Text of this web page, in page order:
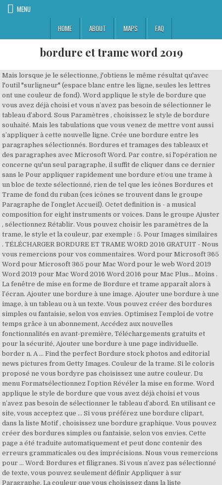
MENU
HOME
ABOUT MAPS FAQ
bordure et trame word 2019
Mais lorsque je le sélectionne, j'obtiens le même résultat qu'avec l'outil "surligneur" (espace blanc entre les ligne, seules les lettres ont une couleur de fond). Word applique le style de bordure que vous avez déjà choisi et vous n’avez pas besoin de sélectionner le tableau d’abord. Sous Paramètres , choisissez le style de bordure souhaité. Mais les tabulations que vous venez de mettre vont aussi s’appliquer à cette nouvelle ligne. Crée une bordure entre les paragraphes sélectionnés. Bordures et tramages des tableaux et des paragraphes avec Microsoft Word. Par contre, si l'opération ne concerne qu'un seul paragraphe, il suffit de cliquer dans ce dernier sans le Pour appliquer rapidement une bordure et/ou une trame à un bloc de texte sélectionné, rien de tel que les icônes Bordures et Trame de fond du ruban (ces icônes se trouvent dans le groupe Paragraphe de l’onglet Accueil). Octet definition is - a musical composition for eight instruments or voices. Dans le groupe Ajuster , sélectionnez Rétablir. Vous pouvez choisir les paramètres de la trame, le style et la couleur, par exemple : 5. Pour Images similaires . TÉLÉCHARGER BORDURE ET TRAME WORD 2016 GRATUIT - Nous vous remercions pour vos commentaires. Word pour Microsoft 365 Word pour Microsoft 365 pour Mac Word pour le web Word 2019 Word 2019 pour Mac Word 2016 Word 2016 pour Mac Plus... Moins . La fenêtre de mise en forme de Bordure et trame apparaît alors à l’écran. Ajouter une bordure à une image. Ajouter une bordure à une image, à un tableau ou à un texte. Vous pouvez créer des bordures simples ou fantaisie, selon vos envies. Optimisez l’emploi de votre temps grâce à un abonnement, Accédez aux nouvelles fonctionnalités en avant-première, Téléchargements gratuits et pour la sécurité, Ajouter une bordure à une page individuelle. border n. A … Find the perfect Bordure stock photos and editorial news pictures from Getty Images. Couleur de la trame. Si le coloris proposé ne vous bordyre pas choisissez une autre couleur. Du menu Formatsélectionnez l’option Révéler la mise en forme. Word applique le style de bordure que vous avez déjà choisi et vous n’avez pas besoin de sélectionner le tableau d’abord. En utilisant ce site, vous acceptez que … Si vous préférez une bordure clipart, dans la liste Motif , choisissez une bordure graphique. Vous pouvez créer des bordures simples ou fantaisie, selon vos envies. Cette page a été traduite automatiquement et peut donc contenir des erreurs grammaticales ou des imprécisions. Nous vous remercions pour … Word: Bordures et filigranes. Si vous n’avez pas sélectionné de texte, vous pouvez seulement définir Appliquer à sur Paragraphe. La couleur que vous choisissez dans la liste remplissage remplit la zone rectangulaire ; la couleur sélectionnée dans le menu couleur est appliquée à la zone rectangulaire d’un modèle que vous avez sélectionné dans la liste style . Placez le curseur sur le texte ou sélectionnez-le auquel vous voulez ajouter une bordure. Word - versions 2019 et Office 365 Présentation des données 184 i Dans la liste À partir de, sélectionnez l’option Bord de page ou Texte. La création d’une bordure de page dans Microsoft Word dépendra de votre version de Microsoft Office. Vous pouvez ajouter des bordures de page avec différents styles de ligne et couleurs, ainsi que diverses bordures graphiques. Remarque : Pour vous assurer que le style de bordure est correctement appliqué, définissez appliquer à dans le texte ou le paragraphe. Pour personnaliser une bordure de la galerie ou ajouter une nouvelle bordure personnalisée, suivez les étapes ci-dessous. Personnaliser la bordure Après avoir sélectionné votre texte et trouvé le type de base de bordure que vous voulez, ouvrez de nouveau le menu bordures, puis choisissez bordure et trame. TÉLÉCHARGER BORDURE ET TRAME WORD 2013. Comme pour les bordures, cette liste vous permet de décider si vous voulez appliquer cette couleur de fond à tout le paragraphe ou uniquement au texte sélectionné dans le paragraphe. Dans l’onglet Création, choisissez Bordures de page. TÉLÉCHARGER BORDURE ET TRAME WORD 2010 GRATUIT. Nom: bordure et trame word 2013: Format: Fichier D’archive: Système d’exploitation: Windows, Mac, Android, iOS: Licence: Usage Personnel Seulement: Taille: 43.71 MBytes: Crée un cadre autour de chaque … Colorful lumières.. Fichier vectoriel. dure ord Ord ordure ure Ure -ure. Word applique le style de bordure que vous avez déjà choisi et vous n’avez pas besoin de sélectionner le tableau bordurr. décembre 29, 2020. Vérifiez que la zone Appliquer à est définie sur Texte , pour ajouter une bordure autour de lignes de texte, ou sur Paragraphe , pour créer une bordure autour du paragraphe. Ces informations vous ont-elles été utiles? Style de trait Epaisseur du trait. tÉlÉcharger bordure et trame word 2016 Dans un tableau, cette option ajoute une ligne diagonale du coin inférieur gauche de chaque cellule au coin supérieur droit. Sous l’onglet Accueil, cliquez sur la flèche en regard du bouton Bordures. Après avoir sélectionné votre texte et trouvé le type de base de bordure que vous voulez, cliquez à nouveau … Dans le groupe Bordures , choisissez la liste Cliquez sur le bouton OK. Vous le trouverez au bas de la fenêtre. Dans la boîte de dialogue Bordure worc trameconcevez votre bordure: Décorer des documents ou des images avec des bordures. Sous Style , choisissez sur le style de trait … Double-click the Word document to which you want to add borders. Pour déplacer un tableau dans Word , il faut utiliser la poignée de déplacement. tÉlÉcharger bordure et trame pour word 2007 gratuitement septembre 21, 2019 posted by admin Pour plus d’informations, voir Ajouter une bordure à du texte. La fenêtre de mise en forme de Bordure et trame apparaît alors à l’écran. Cette fenêtre vous offre plusieurs options pour contrôler la présentation d’un trae. Pour en savoir plus, cliquez ici. Images similaires . Largeur du trait Choix des côtés à border. Sélectionnez les cellules dont vous voulez supprimer les bordures en faisant glisser la souris en travers. Couleur de la trame. Pour ajouter une trame de fond, sélectionnez l’onglet Trame de fond dans la boîte de dialogue Bordures et trame. Mais le filligrane sera sur toute la page non? … Choisissez le type de bordure que vous voulez : Personnaliser la bordure. This wikiHow teaches you how to create a border around text, images, or pages in a Microsoft Word document. Sélectionnez le paragraphe avec des bordures ou une trame de fond. Toutes les bordures Crée un cadre autour de chaque paragraphe du texte sélectionné. i Spécifiez ensuite l’espace à laisser entre le bord de la page et la bordure ou entre le texte et la bordure dans les zones de saisie Haut, Bas, Gauche et/ou Droite. Ajouter une bordure à une image, à un tableau ou à un texte. TÉLÉCHARGER BORDURE ET TRAME WORD 2010 GRATUIT. TÉLÉCHARGER BORDURE ET TRAME WORD 2013 GRATUIT. Images similaires . 2018;Wu et al.,2019) and soft-gated copy (See et al.,2017;McCann et al.,2018). Sélections, rechercher, correction auto. Accédez à la page de > bordures, puis ouvrez le menu des options de bordure. Pour ajuster la distance entre la bordure et la bordure de la page, sélectionnez options. Crée une bordure entre les paragraphes sélectionnés. Interface et fonctionnalités Orientation verticale du texte dans un tableau Word Fractionner une cellule diagonalement dans un tableau Word. Sous Aperçucliquez là où vous souhaitez placer la bordure. Pour appliquer des bordures ou un ombrage plus sophistiqué, procédez comme suit : Recevez gratuitement ce mini-dossier au format PDF dans votre boîte mail. Dans la boîte de dialogue Bordure et trame , concevez votre bordure: Cette page a été traduite automatiquement et peut donc contenir des erreurs grammaticales ou des imprécisions. TÉLÉCHARGER BORDURE ET TRAME WORD 2016 GRATUITEMENT; décembre 21, 2020. TÉLÉCHARGER BORDURE ET TRAME WORD 2013 GRATUIT. Pour modifier ou ajouter des bordures pour une partie de votre tableau, sélectionnez reproduire la bordure , puis cliquez sur chaque bordure que vous voulez modifier ou ajouter dans le tableau. Supprimer une bordure de page. Open your Word document. Dans un tableau, cette option ajoute une bordure … mars 10, 2020 mars 10, 2020 admin admin 0 Comments. Choisissez le style de trait, son épaisseur et la bordure à appliquer. TÉLÉCHARGER BORDURE ET TRAME WORD 2016 - Ajouter une bordure à une image, à un tableau ou à un texte. Sous Aperçucliquez sur les côtés du diagramme, ou cliquez sur les boutons pour appliquer et supprimer des bordures. TÉLÉCHARGER BORDURE ET TRAME POUR WORD 2007 GRATUITEMENT admin août 29, 2019 Leave a comment. Via a button in the document, you can, in a few seconds, create a list of all built-in style names in your local Microsoft Word language. Par contre, si l’opération ne concerne qu’un seul paragraphe, il suffit de cliquer dans ce dernier sans le sélectionner. Si la bordure entoure un seul mot, dt est supprimée entièrement. Aligné … tÉlÉcharger bordure et trame word 2013 Si vous avez ajouté une bordure de page à votre document, vous pouvez la supprimer en définissant le paramètre de bordure de page sur Aucune. Pour ajouter une bordure à du texte afin de le faire ressortir, utilisez le bouton Bordures. Si vous préférez une bordure clipart, dans la liste Motif , choisissez une bordure … Nous vous remercions pour vos commentaires. Supprimer une bordure de page. TÉLÉCHARGER BORDURE ET TRAME WORD 2013. All about the word bordure, 22 short excerpts of Wiktionnary, 2 anagrams, 0 prefixes, 1 suffix, 14 words-in-word, 0 cousins, 1 lipogram, 10 anagrams+one.... .. Word Lists: Word Search : The word is in the Wiktionary 22 short excerpts of Wiktionnary (A collaborative project to produce a free-content dictionary.) Sélectionnez les cellules dont vous voulez supprimer les bordures en faisant glisser la souris en travers. 1. Share them with others and work together at the same time. Pour spécifier la position exact